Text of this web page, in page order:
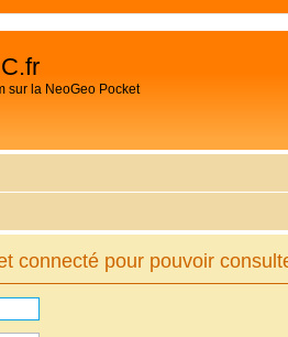
sur la NeoGeo Pocket
connecté pour pouvoir